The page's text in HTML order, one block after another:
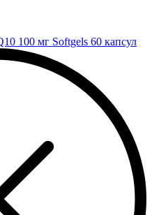
100 мг Softgels 60 капсул